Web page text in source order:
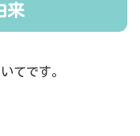
来
てです。